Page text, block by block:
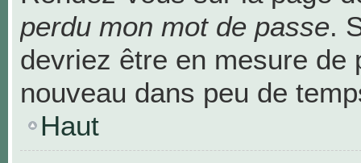
perdu mon mot de passe.
devriez être en mesure de
nouveau dans peu de
Haut